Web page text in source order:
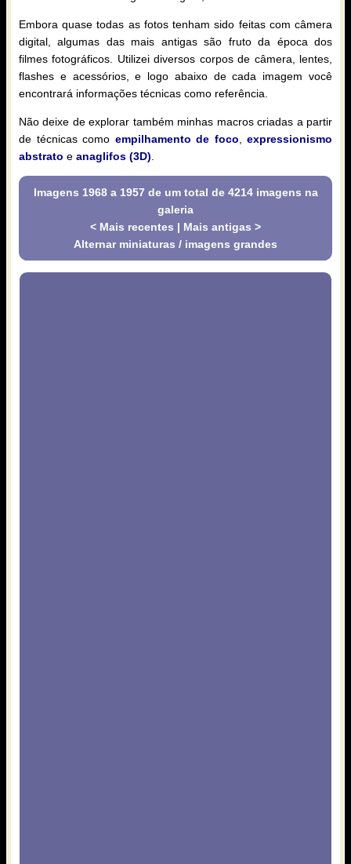
Embora quase todas as fotos tenham sido feitas com câmera
digital, algumas das mais antigas são fruto da época dos
filmes fotográficos. Utilizei diversos corpos de câmera, lentes,
flashes e acessórios, e logo abaixo de cada imagem você
encontrará informações técnicas como referência.
Não deixe de explorar também minhas macros criadas a partir
de técnicas como empilhamento de foco
expressionismo
abstrato e anaglifos (3D)
Imagens 1968 a 1957 de um total de 4214 imagens na
galeria
< Mais recentes | Mais antigas >
Alternar miniaturas / imagens grandes